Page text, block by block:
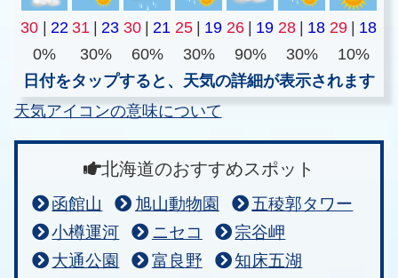
30 | 22 31 | 23 30 | 21 25 | 19 26 | 19 28 | 18 29 | 18
0%
30% 60% 30% 90% 30%
10%
日付をタップすると、天気の詳細が表示されます
天気アイコンの意味について
北海道のおすすめスポット
函館山 旭山動物園
五稜郭タワー
小樽運河
ニセコ
宗谷岬
大通公園
富良野
知床五湖